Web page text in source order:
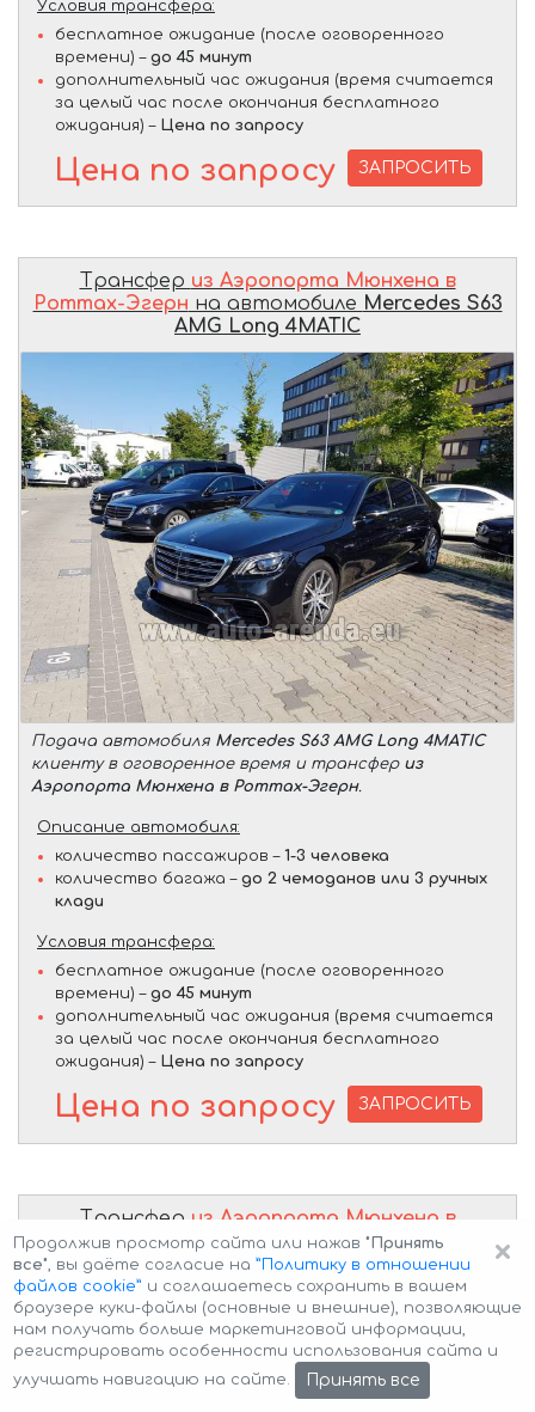
Условия трансфера:
бесплатное ожидание (после оговоренного
времени) – до 45 минут
дополнительный час ожидания (время считается
за целый час после окончания бесплатного
ожидания) – Цена по запросу
Цена по запросу ЗАПРОСИТЬ
Трансфер из Аэропорта Мюнхена в
Роттах-Эгерн на автомобиле Mercedes S63
AMG Long 4MATIC
Подача автомобиля Mercedes S63 AMG Long 4MATIC
клиенту в оговоренное время и трансфер из
Аэропорта Мюнхена в Роттах-Эгерн.
Описание автомобиля:
количество пассажиров – 1-3 человека
количество багажа – до 2 чемоданов или 3 ручных
клади
Условия трансфера:
бесплатное ожидание (после оговоренного
времени) – до 45 минут
дополнительный час ожидания (время считается
за целый час после окончания бесплатного
ожидания) – Цена по запросу
Цена по запросу ЗАПРОСИТЬ
Трансфер из Аэропорта Мюнхена в
Роттах-Эгерн на автомобилеMercedes-
Benz S-Class S 500 Long 4MATIC AMG
комплектация W223
×
Продолжив просмотр сайта или нажав "Принять
все", вы даёте согласие на ”Политику в отношении
файлов cookie” и соглашаетесь сохранить в вашем
браузере куки-файлы (основные и внешние), позволяющие
нам получать больше маркетинговой информации,
регистрировать особенности использования сайта и
улучшать навигацию на сайте.
Принять все